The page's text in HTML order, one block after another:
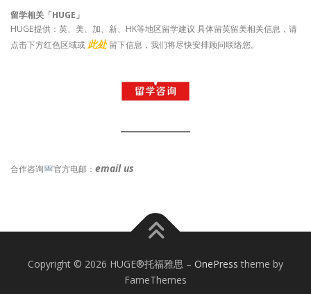
留学相关「HUGE」
HUGE提供：英、美、加、新、HK等地区留学建议 具体留英留美相关信息，请
点击下方红色区域或此处 留下信息，我们将尽快安排顾问联络您。
合作咨询 官方电邮： email us
Copyright © 2026 HUGE®托福雅思 – OnePress theme by
FameThemes